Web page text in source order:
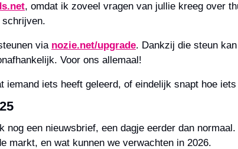
, omdat ik zoveel vragen van jullie kreeg over
via nozie.net/upgrade. Dankzij die steun
Voor ons allemaal!
iemand iets heeft geleerd, of eindelijk snapt hoe
nog een nieuwsbrief, een dagje eerder dan
markt, en wat kunnen we verwachten in 2026.